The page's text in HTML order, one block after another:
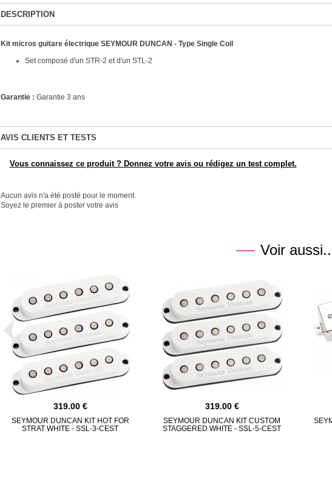
DESCRIPTION
Kit micros guitare électrique SEYMOUR DUNCAN - Type Single Coil
Set composé d'un STR-2 et d'un STL-2
Garantie : Garantie 3 ans
AVIS CLIENTS ET TESTS
Vous connaissez ce produit ? Donnez votre avis ou rédigez un test complet.
Aucun avis n'a été posté pour le moment.
Soyez le premier à poster votre avis
Voir
319.00
SEYMOUR DUNCAN KIT HOT FOR
STRAT WHITE - SSL-3-CEST
319.00
SEYMOUR DUNCAN KIT CUSTOM
STAGGERED WHITE - SSL-5-CEST